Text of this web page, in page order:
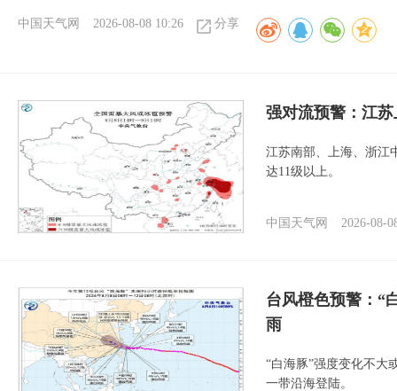
中国天气网 2026-08-08 10:26 分享
强对流预警：江
江苏南部、上海、浙江
达11级以上。
中国天气网 2026-08-
台风橙色预警：“
雨
“白海豚”强度变化不大
一带沿海登陆。